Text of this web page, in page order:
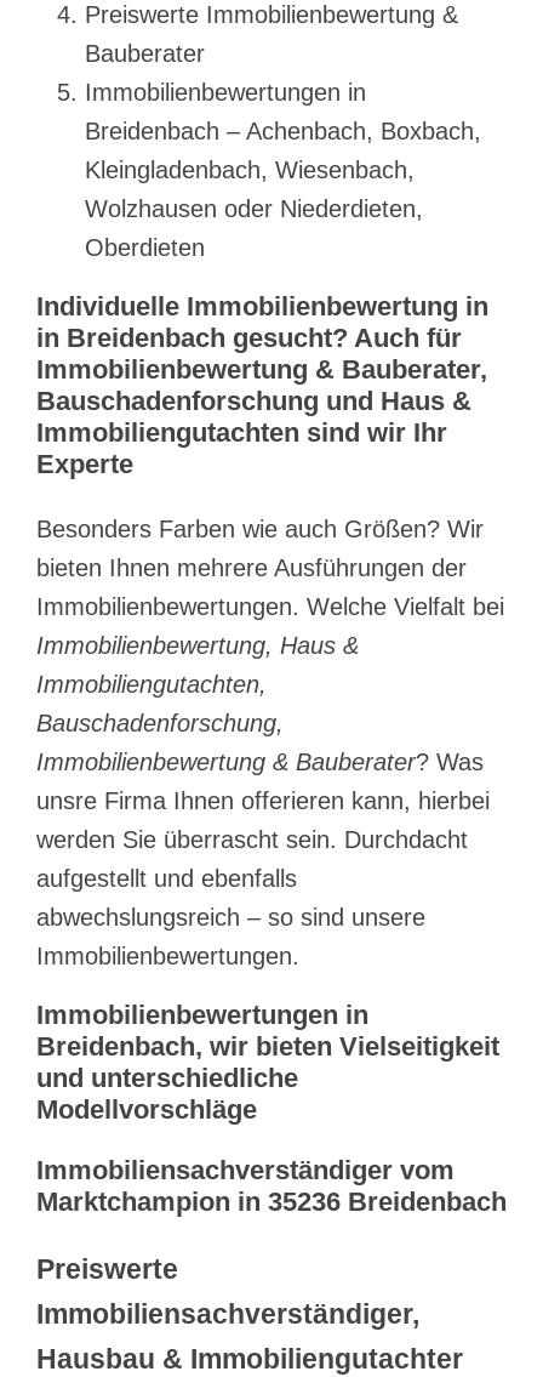
Preiswerte Immobilienbewertung &
Bauberater
Immobilienbewertungen in
Breidenbach – Achenbach, Boxbach,
Kleingladenbach, Wiesenbach,
Wolzhausen oder Niederdieten,
Oberdieten
Individuelle Immobilienbewertung in
in Breidenbach gesucht? Auch für
Immobilienbewertung & Bauberater,
Bauschadenforschung und Haus &
Immobiliengutachten sind wir Ihr
Experte
Besonders Farben wie auch Größen? Wir
bieten Ihnen mehrere Ausführungen der
Immobilienbewertungen. Welche Vielfalt bei
Immobilienbewertung, Haus &
Immobiliengutachten,
Bauschadenforschung,
Immobilienbewertung & Bauberater? Was
unsre Firma Ihnen offerieren kann, hierbei
werden Sie überrascht sein. Durchdacht
aufgestellt und ebenfalls
abwechslungsreich – so sind unsere
Immobilienbewertungen.
Immobilienbewertungen in
Breidenbach, wir bieten Vielseitigkeit
und unterschiedliche
Modellvorschläge
Immobiliensachverständiger vom
Marktchampion in 35236 Breidenbach
Preiswerte
Immobiliensachverständiger,
Hausbau & Immobiliengutachter